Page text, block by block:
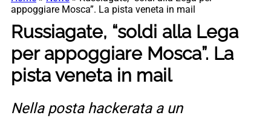
appoggiare Mosca”. La pista veneta in mail
Russiagate, “soldi alla Lega
per appoggiare Mosca”. La
pista veneta in mail
Nella posta hackerata a un